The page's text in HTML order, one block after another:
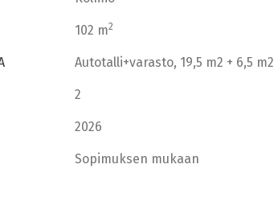
102 m2
Autotalli+varasto, 19,5 m2 + 6,5 m2
2
2026
Sopimuksen mukaan